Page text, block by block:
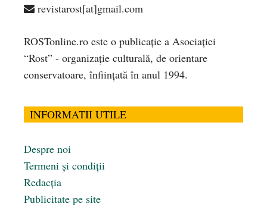
revistarost[at]gmail.com
ROSTonline.ro este o publicaţie a Asociaţiei
“Rost” - organizaţie culturală, de orientare
conservatoare, înfiinţată în anul 1994.
INFORMATII UTILE
Despre noi
Termeni și condiții
Redacția
Publicitate pe site